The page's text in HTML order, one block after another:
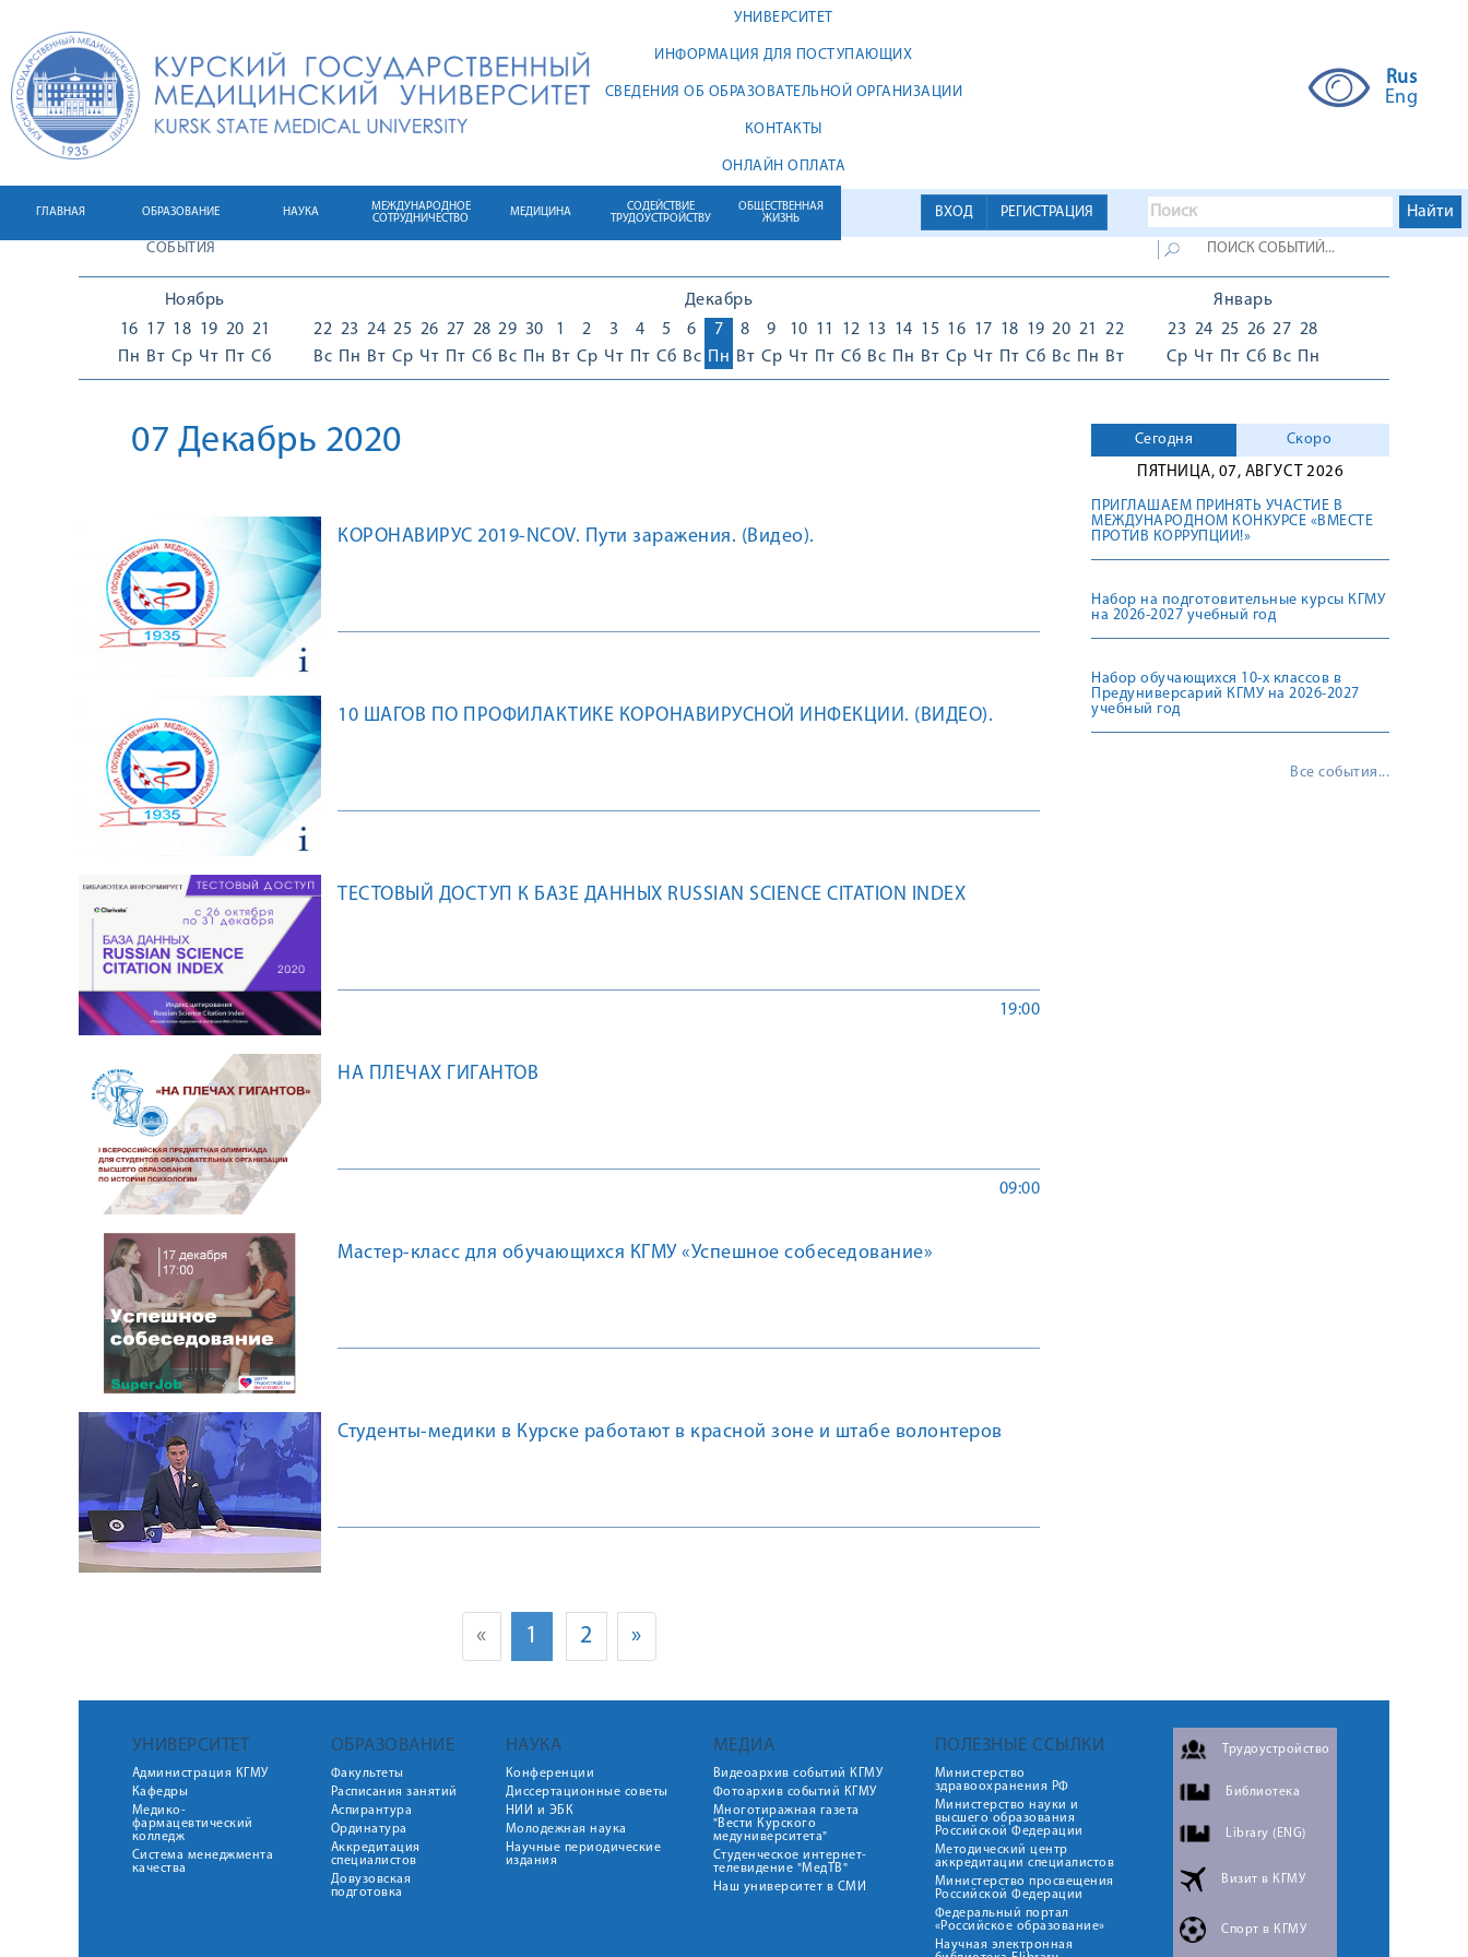
УНИВЕРСИТЕТ
ИНФОРМАЦИЯ ДЛЯ ПОСТУПАЮЩИХ
СВЕДЕНИЯ ОБ ОБРАЗОВАТЕЛЬНОЙ ОРГАНИЗАЦИИ
КОНТАКТЫ
ОНЛАЙН ОПЛАТА
Rus
Eng
ВХОД РЕГИСТРАЦИЯ
ГЛАВНАЯ ОБРАЗОВАНИЕ НАУКА
МЕЖДУНАРОДНОЕ
СОТРУДНИЧЕСТВО
МЕДИЦИНА
СОДЕЙСТВИЕ
ТРУДОУСТРОЙСТВУ
ОБЩЕСТВЕННАЯ
ЖИЗНЬ
СОБЫТИЯ
Ноябрь
16
Пн
17
Вт
18
Ср
19
Чт
20
Пт
21
Сб
Декабрь
22
Вс
23
Пн
24
Вт
25
Ср
26
Чт
27
Пт
28
Сб
29
Вс
30
Пн
1
Вт
2
Ср
3
Чт
4
Пт
5
Сб
6
Вс
7
Пн
8
Вт
9
Ср
10
Чт
11
Пт
12
Сб
13
Вс
14
Пн
15
Вт
16
Ср
17
Чт
18
Пт
19
Сб
20
Вс
21
Пн
22
Вт
Январь
23
Ср
24
Чт
25
Пт
26
Сб
27
Вс
28
Пн
07 Декабрь 2020
КОРОНАВИРУС 2019-NCOV. Пути заражения. (Видео).
10 ШАГОВ ПО ПРОФИЛАКТИКЕ КОРОНАВИРУСНОЙ ИНФЕКЦИИ. (ВИДЕО).
ТЕСТОВЫЙ ДОСТУП К БАЗЕ ДАННЫХ RUSSIAN SCIENCE CITATION INDEX
19:00
НА ПЛЕЧАХ ГИГАНТОВ
09:00
Мастер-класс для обучающихся КГМУ «Успешное собеседование»
Студенты-медики в Курске работают в красной зоне и штабе волонтеров
« 1 2 »
Сегодня
Скоро
ПЯТНИЦА, 07, АВГУСТ 2026
ПРИГЛАШАЕМ ПРИНЯТЬ УЧАСТИЕ В
МЕЖДУНАРОДНОМ КОНКУРСЕ «ВМЕСТЕ
ПРОТИВ КОРРУПЦИИ!»
Набор на подготовительные курсы КГМУ
на 2026-2027 учебный год
Набор обучающихся 10-х классов в
Предуниверсарий КГМУ на 2026-2027
учебный год
Все события...
УНИВЕРСИТЕТ
Администрация КГМУ
Кафедры
Медико-
фармацевтический
колледж
Система менеджмента
качества
ОБРАЗОВАНИЕ
Факультеты
Расписания занятий
Аспирантура
Ординатура
Аккредитация
специалистов
Довузовская
подготовка
НАУКА
Конференции
Диссертационные советы
НИИ и ЭБК
Молодежная наука
Научные периодические
издания
МЕДИА
Видеоархив событий КГМУ
Фотоархив событий КГМУ
Многотиражная газета
"Вести Курского
медуниверситета"
Студенческое интернет-
телевидение "МедТВ"
Наш университет в СМИ
ПОЛЕЗНЫЕ ССЫЛКИ
Министерство
здравоохранения РФ
Министерство науки и
высшего образования
Российской Федерации
Методический центр
аккредитации специалистов
Министерство просвещения
Российской Федерации
Федеральный портал
«Российское образование»
Научная электронная
Трудоустройство
Библиотека
Library (ENG)
Визит в КГМУ
Спорт в КГМУ